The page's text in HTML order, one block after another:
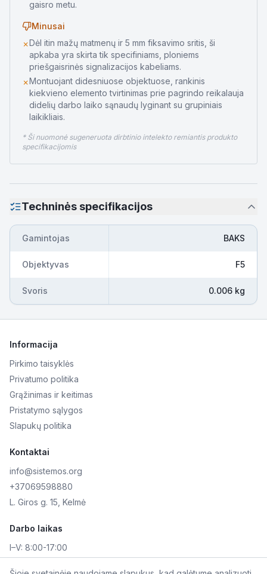
gaisro metu.
Minusai
✗Dėl itin mažų matmenų ir 5 mm fiksavimo sritis, ši
apkaba yra skirta tik specifiniams, ploniems
priešgaisrinės signalizacijos kabeliams.
✗Montuojant didesniuose objektuose, rankinis
kiekvieno elemento tvirtinimas prie pagrindo reikalauja
didelių darbo laiko sąnaudų lyginant su grupiniais
laikikliais.
* Ši nuomonė sugeneruota dirbtinio intelekto remiantis produkto
specifikacijomis
Techninės specifikacijos
Gamintojas BAKS
Objektyvas F5
Svoris 0.006 kg
Informacija
Pirkimo taisyklės
Privatumo politika
Grąžinimas ir keitimas
Pristatymo sąlygos
Slapukų politika
Kontaktai
info@sistemos.org
+37069598880
L. Giros g. 15, Kelmė
Darbo laikas
I–V: 8:00-17:00